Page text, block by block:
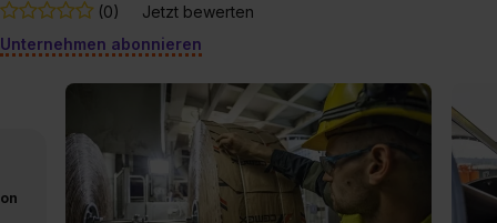
(0)
Jetzt bewerten
Unternehmen abonnieren